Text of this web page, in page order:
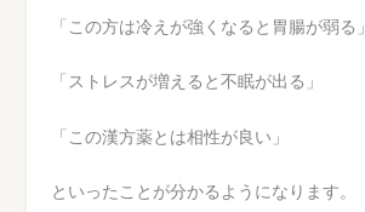
「この方は冷えが強くなると胃腸が弱る」
「ストレスが増えると不眠が出る」
「この漢方薬とは相性が良い」
といったことが分かるようになります。